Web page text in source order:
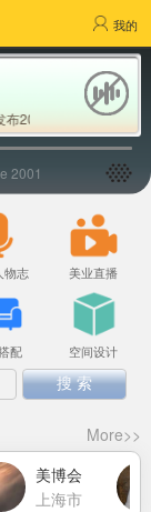
我的
2026年春夏流行发色
2001
物志 美业直播
配 空间设计
More>>
美博会
上海市